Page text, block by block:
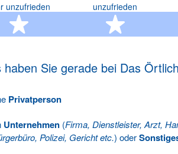
unzufrieden
1 Stern
unzufrieden
2
haben Sie gerade bei Das
Privatperson
Unternehmen (Firma, Dienstleister, Arzt,
Polizei, Gericht etc.) oder